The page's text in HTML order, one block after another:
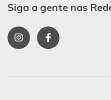
Siga a gente nas